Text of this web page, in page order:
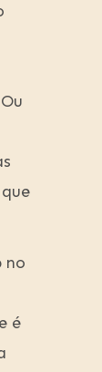
no
é